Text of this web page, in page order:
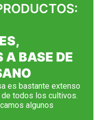
A BASE DE
es bastante extenso
todos los cultivos.
algunos